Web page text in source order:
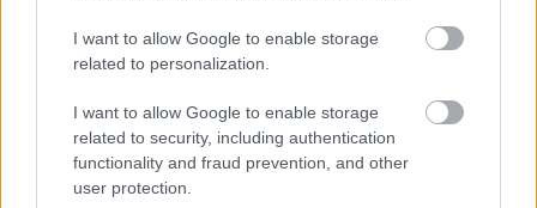
I want to allow Google to enable storage
related to personalization.
I want to allow Google to enable storage
related to security, including authentication
functionality and fraud prevention, and other
user protection.
Εξαιρετικές πηγές βιταμινών
Οι ευεργετικές ιδιότητες των ξηρών καρπών